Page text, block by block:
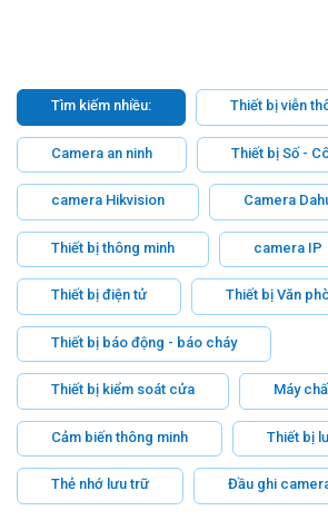
Tìm kiếm nhiều: Thiết bị viễn
Camera an ninh Thiết bị Số -
camera Hikvision Camera
Thiết bị thông minh camera IP
Thiết bị điện tử Thiết bị Văn
Thiết bị báo động - báo cháy
Thiết bị kiểm soát cửa Máy
Cảm biến thông minh Thiết bị
Thẻ nhớ lưu trữ Đầu ghi